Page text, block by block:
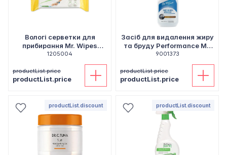
Вологі серветки для
прибирання Mr. Wipes
"Лимон", 40 шт
1205004
productList.price
productList.price
Засіб для видалення жиру
та бруду Performance Mr.
Wipes, 500 мл
9001373
productList.price
productList.price
productList.discount productList.discount